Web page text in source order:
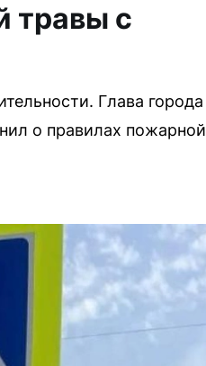
травы с
Глава города
о правилах пожарной